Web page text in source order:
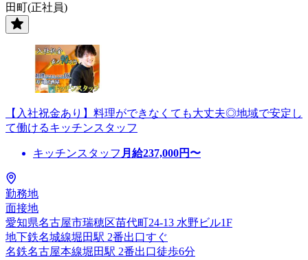
田町(正社員)
【入社祝金あり】料理ができなくても大丈夫◎地域で安定し
て働けるキッチンスタッフ
キッチンスタッフ 月給237,000円〜
勤務地
面接地
愛知県名古屋市瑞穂区苗代町24-13 水野ビル1F
地下鉄名城線堀田駅 2番出口すぐ
名鉄名古屋本線堀田駅 2番出口徒歩6分